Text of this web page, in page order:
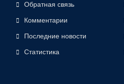
Обратная связь
Комментарии
Последние новости
Статистика